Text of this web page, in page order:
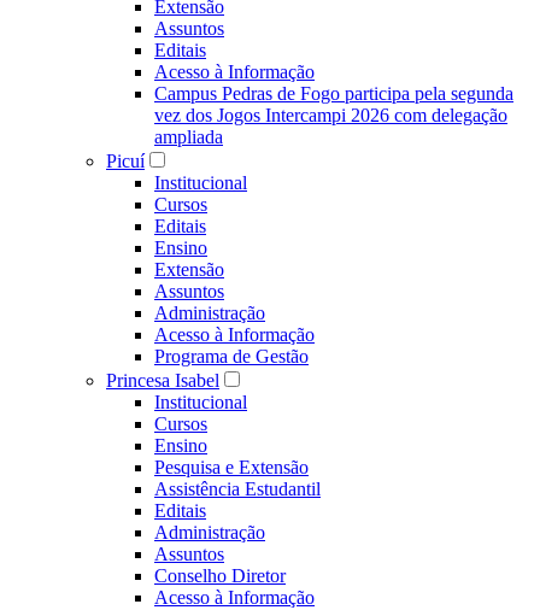
Extensão
Assuntos
Editais
Acesso à Informação
Campus Pedras de Fogo participa pela segunda
vez dos Jogos Intercampi 2026 com delegação
ampliada
Picuí
Institucional
Cursos
Editais
Ensino
Extensão
Assuntos
Administração
Acesso à Informação
Programa de Gestão
Princesa Isabel
Institucional
Cursos
Ensino
Pesquisa e Extensão
Assistência Estudantil
Editais
Administração
Assuntos
Conselho Diretor
Acesso à Informação